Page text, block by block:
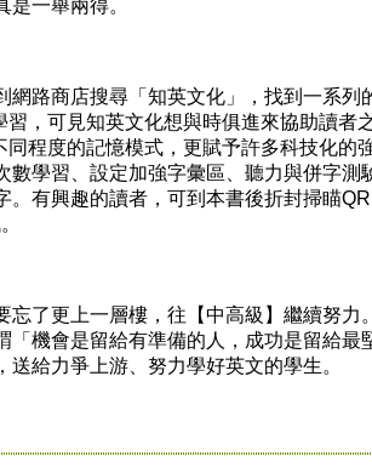
一舉兩得。
路商店搜尋「知英文化」，找到一系列
，可見知英文化想與時俱進來協助讀者
程度的記憶模式，更賦予許多科技化的
數學習、設定加強字彙區、聽力與併字測
有興趣的讀者，可到本書後折封掃瞄QR
了更上一層樓，往【中高級】繼續努力
「機會是留給有準備的人，成功是留給最
給力爭上游、努力學好英文的學生。